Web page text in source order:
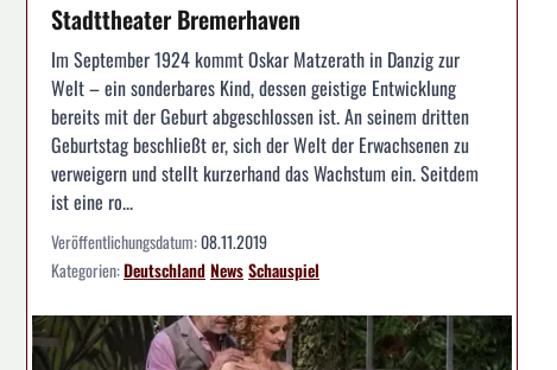
Stadttheater Bremerhaven
Im September 1924 kommt Oskar Matzerath in Danzig zur
Welt – ein sonderbares Kind, dessen geistige Entwicklung
bereits mit der Geburt abgeschlossen ist. An seinem dritten
Geburtstag beschließt er, sich der Welt der Erwachsenen zu
verweigern und stellt kurzerhand das Wachstum ein. Seitdem
ist eine ro...
Veröffentlichungsdatum:08.11.2019
Kategorien:DeutschlandNewsSchauspiel